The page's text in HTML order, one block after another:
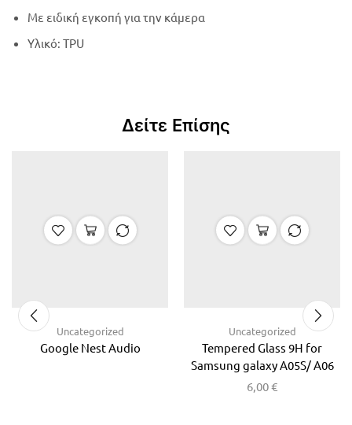
Με ειδική εγκοπή για την κάμερα
Υλικό: TPU
Δείτε Επίσης
Uncategorized
Google Nest Audio
Uncategorized
Tempered Glass 9H for
Samsung galaxy A05S/ A06
6,00€